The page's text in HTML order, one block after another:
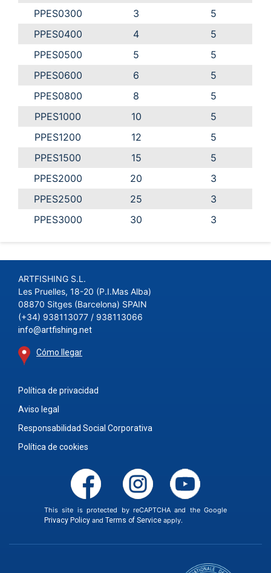
PPES0300
3
5
PPES0400
4
5
PPES0500
5
5
PPES0600
6
5
PPES0800
8
5
PPES1000
10
5
PPES1200
12
5
PPES1500
15
5
PPES2000
20
3
PPES2500
25
3
PPES3000
30 3
ARTFISHING S.L.
Les Pruelles, 18-20 (P.I.Mas Alba)
08870 Sitges (Barcelona) SPAIN
(+34) 938113077 / 938113066
info@artfishing.net
Cómo llegar
Política de privacidad
Aviso legal
Responsabilidad Social Corporativa
Política de cookies
This site is protected by reCAPTCHA and the Google
Privacy Policyand Terms of Serviceapply.